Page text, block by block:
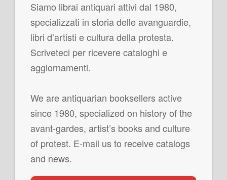
Siamo librai antiquari attivi dal 1980,
specializzati in storia delle avanguardie,
libri d’artisti e cultura della protesta.
Scriveteci per ricevere cataloghi e
aggiornamenti.
We are antiquarian booksellers active
since 1980, specialized on history of the
avant-gardes, artist’s books and culture
of protest. E-mail us to receive catalogs
and news.